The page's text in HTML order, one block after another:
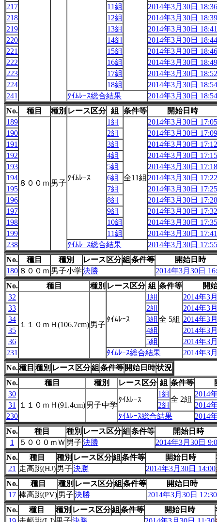
217
11組
2014年3月30日 18:36
218
12組
2014年3月30日 18:39
219
13組
2014年3月30日 18:41
220
14組
2014年3月30日 18:44
221
15組
2014年3月30日 18:46
222
16組
2014年3月30日 18:49
223
17組
2014年3月30日 18:52
224
18組
2014年3月30日 18:54
241
ﾀｲﾑﾚｰｽ総合結果
2014年3月30日 18:54
No.
種目 種別 レース区分 組 条件等
開始日時
189
８００ｍ 男子
ﾀｲﾑﾚｰｽ
1組
全11組
2014年3月30日 17:05
190
2組
2014年3月30日 17:09
191
3組
2014年3月30日 17:12
192
4組
2014年3月30日 17:15
193
5組
2014年3月30日 17:18
194
6組
2014年3月30日 17:22
195
7組
2014年3月30日 17:25
196
8組
2014年3月30日 17:28
197
9組
2014年3月30日 17:32
198
10組
2014年3月30日 17:35
199
11組
2014年3月30日 17:41
238
ﾀｲﾑﾚｰｽ総合結果
2014年3月30日 17:55
No.
種目 種別 レース区分組 条件等
開始日時
180 ８００ｍ 男子小学決勝
2014年3月30日
No.
種目 種別 レース区分 組 条件等
開
32
１１０ｍＨ(106.7cm)男子
ﾀｲﾑﾚｰｽ
1組
全 5組
2014年3
33
2組
2014年3
34
3組
2014年3
35
4組
2014年3
36
5組
2014年3
231
ﾀｲﾑﾚｰｽ総合結果
2014年3
No.種目 種別 レース区分組 条件等 開始日時状況
No.
種目 種別 レース区分 組 条件等
30
１１０ｍＨ(91.4cm)男子中学
ﾀｲﾑﾚｰｽ
1組
全 2組
2014
31
2組
2014
230
ﾀｲﾑﾚｰｽ総合結果
2014
No.
種目 種別 レース区分組 条件等
開始日時
1
５０００ｍＷ 男子決勝
2014年3月30日
No.
種目 種別 レース区分組 条件等 開始日時
21 走高跳(HJ)男子決勝 2014年3月30日 14:00
No.
種目 種別 レース区分組 条件等
開始日時
17 棒高跳(PV)男子決勝
2014年3月30日 12:30
No.
種目 種別 レース区分組 条件等 開始日時